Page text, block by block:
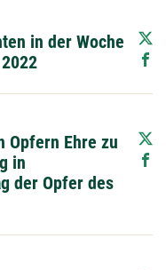
in der Woche
Opfern Ehre zu
in
der Opfer des